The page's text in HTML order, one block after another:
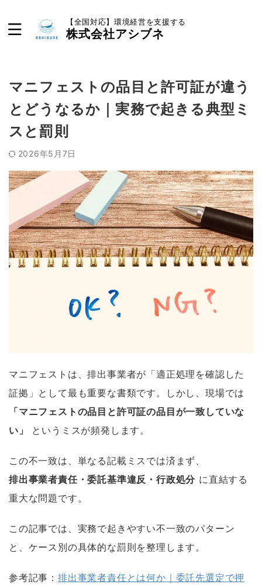
【全国対応】環境経営を支援する
株式会社アシブネ
マニフェストの品目と許可証が違う
とどうなるか｜実務で起きる典型ミ
スと罰則
2026年5月7日
マニフェストは、排出事業者が「適正処理を確認した
証拠」として最も重要な書類です。しかし、現場では
「マニフェストの品目と許可証の品目が一致していな
い」
というミスが頻発します。
この不一致は、単なる記載ミスでは済まず、
排出事業者責任・委託基準違反・行政処分 に直結する
重大な問題です。
この記事では、実務で起きやすい不一致のパターン
と、ケース別の具体的な罰則を整理します。
参考記事： 排出事業者責任とは何か｜委託先選定で押